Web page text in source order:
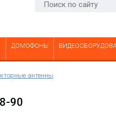
ДОМОФОНЫ
антенны
90